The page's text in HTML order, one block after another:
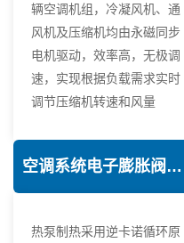
辆空调机组，冷凝风机、通
风机及压缩机均由永磁同步
电机驱动，效率高，无极调
速，实现根据负载需求实时
调节压缩机转速和风量
空调系统电子膨胀阀热力学优化技术
热泵制热采用逆卡诺循环原